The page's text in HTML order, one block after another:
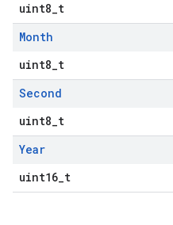
uint8_t
Month
uint8_t
Second
uint8_t
Year
uint16_t